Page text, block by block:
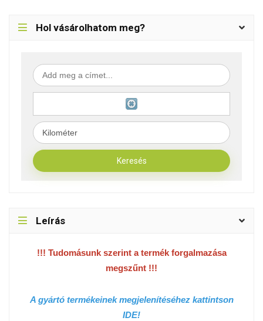
Hol vásárolhatom meg?
Leírás
!!! Tudomásunk szerint a termék forgalmazása
megszűnt !!!
A gyártó termékeinek megjelenítéséhez kattintson
IDE!